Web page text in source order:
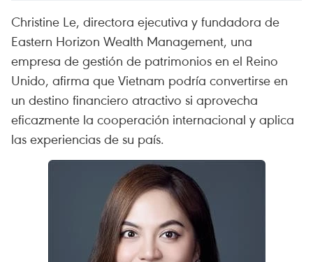
Christine Le, directora ejecutiva y fundadora de
Eastern Horizon Wealth Management, una
empresa de gestión de patrimonios en el Reino
Unido, afirma que Vietnam podría convertirse en
un destino financiero atractivo si aprovecha
eficazmente la cooperación internacional y aplica
las experiencias de su país.